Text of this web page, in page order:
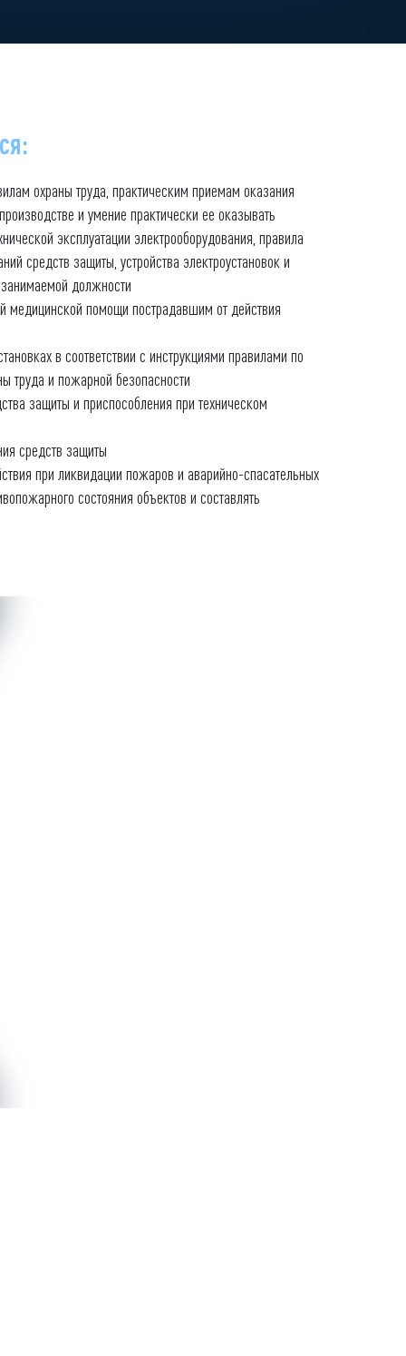
охраны труда, практическим приемам оказания
и умение практически ее оказывать
эксплуатации электрооборудования, правила
средств защиты, устройства электроустановок и
должности
медицинской помощи пострадавшим от действия
в соответствии с инструкциями правилами по
труда и пожарной безопасности
защиты и приспособления при техническом
средств защиты
при ликвидации пожаров и аварийно-спасательных
состояния объектов и составлять